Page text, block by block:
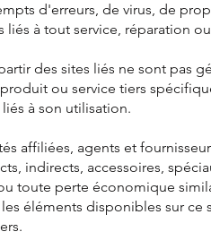
d'erreurs, de virus, de
liés à tout service, réparation
des sites liés ne sont pas
ou service tiers
à son utilisation.
affiliées, agents et
indirects, accessoires,
toute perte économique
éléments disponibles sur